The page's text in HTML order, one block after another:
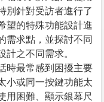
別針對受訪者進行了
望的特殊功能設計進
需求點，並探討不同
之不同需求。
時最常感到困擾主要
小或同一按鍵功能太
用困難、顯示銀幕尺